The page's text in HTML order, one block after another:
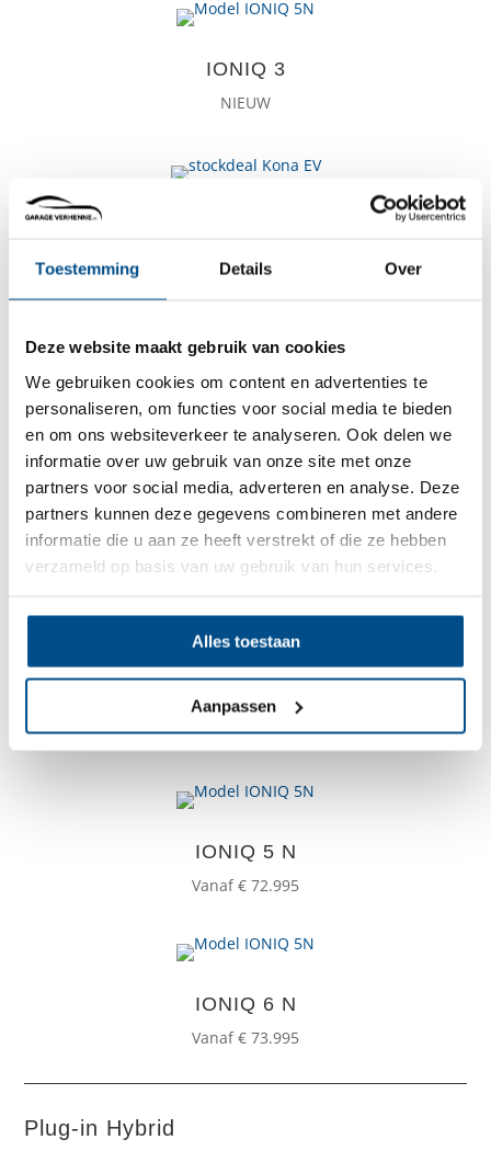
Toestemming Details Over
Deze website maakt gebruik van cookies
We gebruiken cookies om content en advertenties te
personaliseren, om functies voor social media te bieden
en om ons websiteverkeer te analyseren. Ook delen we
informatie over uw gebruik van onze site met onze
partners voor social media, adverteren en analyse. Deze
partners kunnen deze gegevens combineren met andere
informatie die u aan ze heeft verstrekt of die ze hebben
verzameld op basis van uw gebruik van hun services.
Alles toestaan
Aanpassen
IONIQ 3
NIEUW
Vanaf € 31.599
IONIQ 5
Vanaf € 41.249
IONIQ 6
Vanaf € 44.249
IONIQ 9
Vanaf € 65.999
IONIQ 5 N
Vanaf € 72.995
IONIQ 6 N
Vanaf € 73.995
Plug-in Hybrid